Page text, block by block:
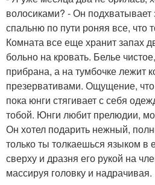
волосиками? - Он подхватывает
спальню по пути роняя все, что
Комната все еще хранит запах
больно на кровать. Белье
прибрана, а на тумбочке лежит
презервативами. Ощущение, что
пока юнги стягивает с себя
тобой. Юнги любит прелюдии,
Он хотел подарить нежный,
только ты толкаешься языком в
сверху и дразня его рукой на
массируя головку и надрачивая.